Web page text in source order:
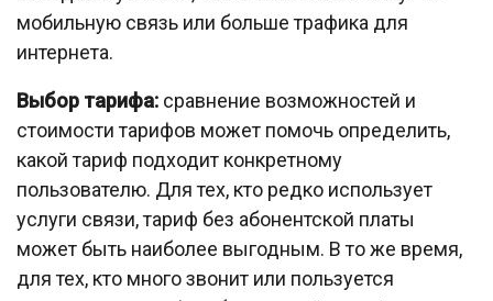
мобильную связь или больше трафика для
интернета.
Выбор тарифа: сравнение возможностей и
стоимости тарифов может помочь определить,
какой тариф подходит конкретному
пользователю. Для тех, кто редко использует
услуги связи, тариф без абонентской платы
может быть наиболее выгодным. В то же время,
для тех, кто много звонит или пользуется